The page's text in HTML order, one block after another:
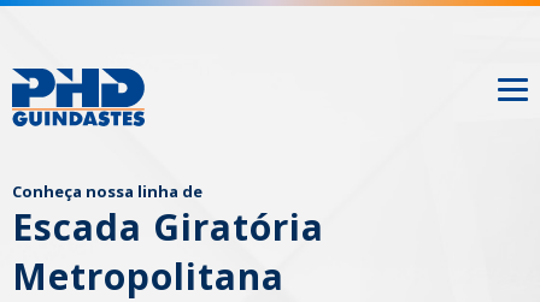
Conheça nossa linha de
Escada Giratória
Metropolitana